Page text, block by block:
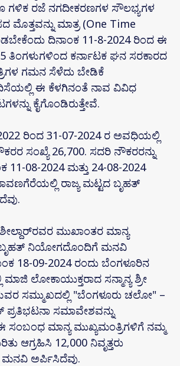
ಗಳಿಕ ರಜೆ ನಗದೀಕರಣಗಳ ಸೌಲಭ್ಯಗಳ
ಮೊತ್ತವನ್ನು ಮಾತ್ರ (One Time
ದಿನಾಂಕ 11-8-2024 ರಿಂದ ಈ
ತಿಂಗಳುಗಳಿಂದ ಕರ್ನಾಟಕ ಘನ ಸರಕಾರದ
ಗಮನ ಸೆಳೆದು ಬೇಡಿಕೆ
ಈ ಕೆಳಗಿನಂತೆ ನಾವ ವಿವಿಧ
ಕೈಗೊಂಡಿರುತ್ತೇವೆ.
ರಿಂದ 31-07-2024 ರ ಅವಧಿಯಲ್ಲಿ
ಸಂಖ್ಯೆ 26,700. ಸದರಿ ನೌಕರರನ್ನು
11-08-2024 ಮತ್ತು 24-08-2024
ರಾಜ್ಯ ಮಟ್ಟದ ಬೃಹತ್
ಮುಖಾಂತರ ಮಾನ್ಯ
ಬೃಹತ್ ನಿಯೋಗದೊಂದಿಗೆ ಮನವಿ
18-09-2024 ರಂದು ಬೆಂಗಳೂರಿನ
ಲೋಕಾಯುಕ್ತರಾದ ಸನ್ಮಾನ್ಯ ಶ್ರೀ
ಸಮ್ಮುಖದಲ್ಲಿ "ಬೆಂಗಳೂರು ಚಲೋ" –
ಪ್ರತಿಭಟನಾ ಸಮಾವೇಶವನ್ನು
ಸಂಬಂಧ ಮಾನ್ಯ ಮುಖ್ಯಮಂತ್ರಿಗಳಿಗೆ ನಮ್ಮ
ಆಗ್ರಹಿಸಿ 12,000 ನಿವೃತ್ತರು
ಮನವಿ ಅರ್ಪಿಸಿದೆವು.